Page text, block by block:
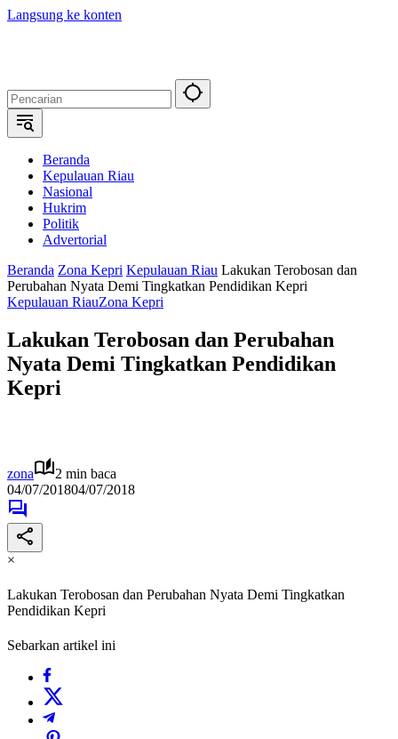
Langsung ke konten
Beranda
Kepulauan Riau
Nasional
Hukrim
Politik
Advertorial
Beranda Zona Kepri Kepulauan Riau Lakukan Terobosan dan
Perubahan Nyata Demi Tingkatkan Pendidikan Kepri
Kepulauan RiauZona Kepri
Lakukan Terobosan dan Perubahan
Nyata Demi Tingkatkan Pendidikan
Kepri
zona
2 min baca
04/07/201804/07/2018
×
Lakukan Terobosan dan Perubahan Nyata Demi Tingkatkan
Pendidikan Kepri
Sebarkan artikel ini